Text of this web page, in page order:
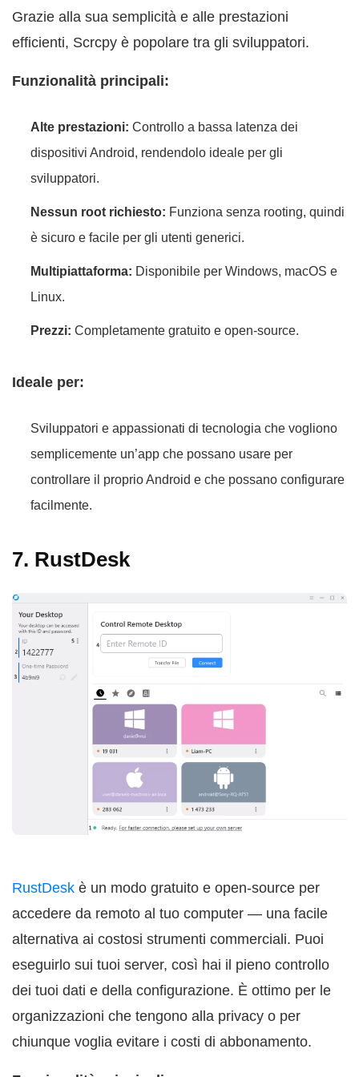
Grazie alla sua semplicità e alle prestazioni
efficienti, Scrcpy è popolare tra gli sviluppatori.
Funzionalità principali:
Alte prestazioni: Controllo a bassa latenza dei
dispositivi Android, rendendolo ideale per gli
sviluppatori.
Nessun root richiesto: Funziona senza rooting, quindi
è sicuro e facile per gli utenti generici.
Multipiattaforma: Disponibile per Windows, macOS e
Linux.
Prezzi: Completamente gratuito e open-source.
Ideale per:
Sviluppatori e appassionati di tecnologia che vogliono
semplicemente un’app che possano usare per
controllare il proprio Android e che possano configurare
facilmente.
7. RustDesk
RustDesk è un modo gratuito e open-source per
accedere da remoto al tuo computer — una facile
alternativa ai costosi strumenti commerciali. Puoi
eseguirlo sui tuoi server, così hai il pieno controllo
dei tuoi dati e della configurazione. È ottimo per le
organizzazioni che tengono alla privacy o per
chiunque voglia evitare i costi di abbonamento.